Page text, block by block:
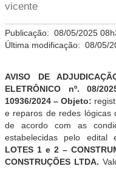
vicente
Publicação: 08/05/2025
Última modificação: 08/05/
AVISO DE
ELETRÔNICO nº. 08/
10936/2024 – Objeto:
e reparos de redes lógicas
de acordo com as
estabelecidas pelo
LOTES 1 e 2 –
CONSTRUÇÕES LTDA.